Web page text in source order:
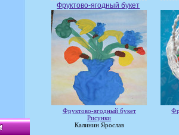
Фруктово-ягодный букет
Фруктово-ягодный букет
Рисунки
Калинин Ярослав